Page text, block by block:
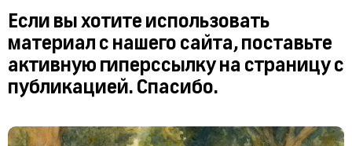
Если вы хотите использовать
материал с нашего сайта, поставьте
активную гиперссылку на страницу с
публикацией. Спасибо.